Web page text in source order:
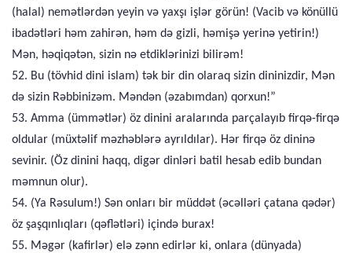
(halal) nemətlərdən yeyin və yaxşı işlər görün! (Vacib və könüllü
ibadətləri həm zahirən, həm də gizli, həmişə yerinə yetirin!)
Mən, həqiqətən, sizin nə etdiklərinizi bilirəm!
52. Bu (tövhid dini islam) tək bir din olaraq sizin dininizdir, Mən
də sizin Rəbbinizəm. Məndən (əzabımdan) qorxun!”
53. Amma (ümmətlər) öz dinini aralarında parçalayıb firqə-firqə
oldular (müxtəlif məzhəblərə ayrıldılar). Hər firqə öz dininə
sevinir. (Öz dinini haqq, digər dinləri batil hesab edib bundan
məmnun olur).
54. (Ya Rəsulum!) Sən onları bir müddət (əcəlləri çatana qədər)
öz şaşqınlıqları (qəflətləri) içində burax!
55. Məgər (kafirlər) elə zənn edirlər ki, onlara (dünyada)